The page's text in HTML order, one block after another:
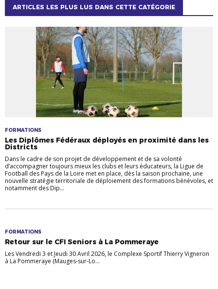
ARTICLES LES PLUS LUS DANS CETTE CATÉGORIE
FORMATIONS
Les Diplômes Fédéraux déployés en proximité dans les
Districts
Dans le cadre de son projet de développement et de sa volonté
d’accompagner toujours mieux les clubs et leurs éducateurs, la Ligue de
Football des Pays de la Loire met en place, dès la saison prochaine, une
nouvelle stratégie territoriale de déploiement des formations bénévoles, et
notamment des Dip...
FORMATIONS
Retour sur le CFI Seniors à La Pommeraye
Les Vendredi 3 et Jeudi 30 Avril 2026, le Complexe Sportif Thierry Vigneron
à La Pommeraye (Mauges-sur-Lo...